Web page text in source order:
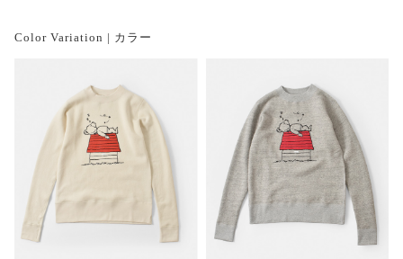
Color Variation | カラー